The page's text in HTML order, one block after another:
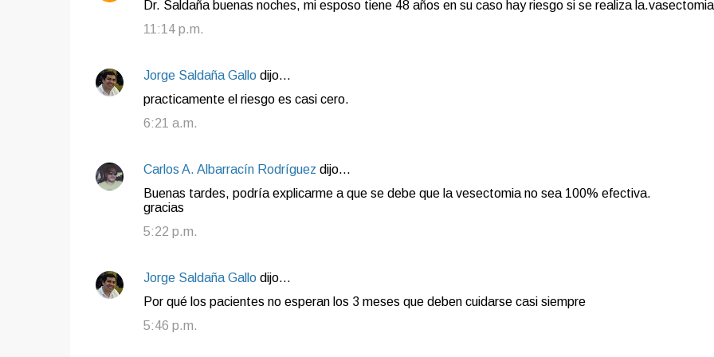
Dr. Saldaña buenas noches, mi esposo tiene 48 años en su caso hay riesgo si se realiza
11:14 p.m.
Jorge Saldaña Gallodijo…
practicamente el riesgo es casi cero.
6:21 a.m.
Carlos A. Albarracín Rodríguez dijo…
Buenas tardes, podría explicarme a que se debe que la vesectomia no sea 100% efectiva.
gracias
5:22 p.m.
Jorge Saldaña Gallodijo…
Por qué los pacientes no esperan los 3 meses que deben cuidarse casi siempre
5:46 p.m.